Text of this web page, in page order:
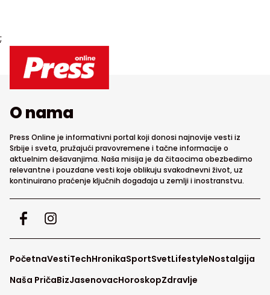
;
O nama
Press Online je informativni portal koji donosi najnovije vesti iz
Srbije i sveta, pružajući pravovremene i tačne informacije o
aktuelnim dešavanjima. Naša misija je da čitaocima obezbedimo
relevantne i pouzdane vesti koje oblikuju svakodnevni život, uz
kontinuirano praćenje ključnih događaja u zemlji i inostranstvu.
PočetnaVestiTechHronikaSportSvetLifestyleNostalgija
Naša PričaBizJasenovacHoroskopZdravlje